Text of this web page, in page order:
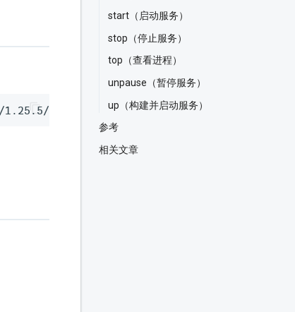
start（启动服务）
stop（停止服务）
top（查看进程）
unpause（暂停服务）
up（构建并启动服务）
参考
相关文章